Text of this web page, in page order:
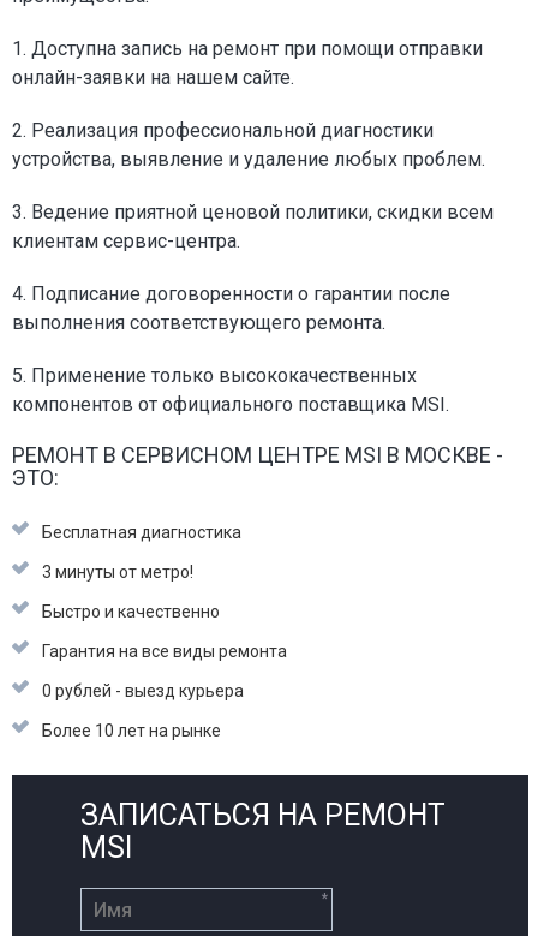
1. Доступна запись на ремонт при помощи отправки
онлайн-заявки на нашем сайте.
2. Реализация профессиональной диагностики
устройства, выявление и удаление любых проблем.
3. Ведение приятной ценовой политики, скидки всем
клиентам сервис-центра.
4. Подписание договоренности о гарантии после
выполнения соответствующего ремонта.
5. Применение только высококачественных
компонентов от официального поставщика MSI.
РЕМОНТ В СЕРВИСНОМ ЦЕНТРЕ MSI В МОСКВЕ -
ЭТО:
Бесплатная диагностика
3 минуты от метро!
Быстро и качественно
Гарантия на все виды ремонта
0 рублей - выезд курьера
Более 10 лет на рынке
ЗАПИСАТЬСЯ НА РЕМОНТ
MSI
*